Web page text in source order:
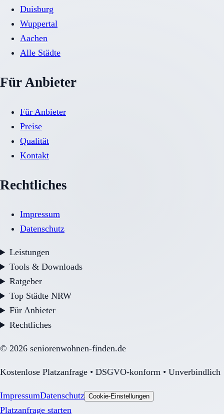
Duisburg
Wuppertal
Aachen
Alle Städte
Für Anbieter
Für Anbieter
Preise
Qualität
Kontakt
Rechtliches
Impressum
Datenschutz
Leistungen
Tools & Downloads
Ratgeber
Top Städte NRW
Für Anbieter
Rechtliches
© 2026 seniorenwohnen-finden.de
Kostenlose Platzanfrage • DSGVO-konform • Unverbindlich
ImpressumDatenschutz Cookie-Einstellungen
Platzanfrage starten